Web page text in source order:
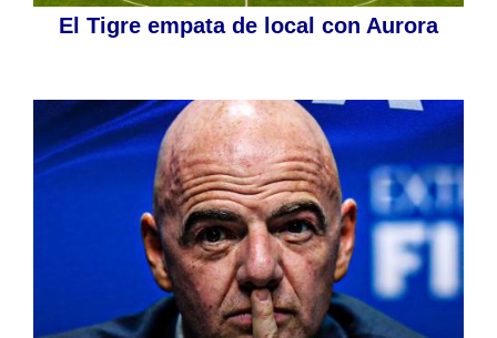
El Tigre empata de local con Aurora